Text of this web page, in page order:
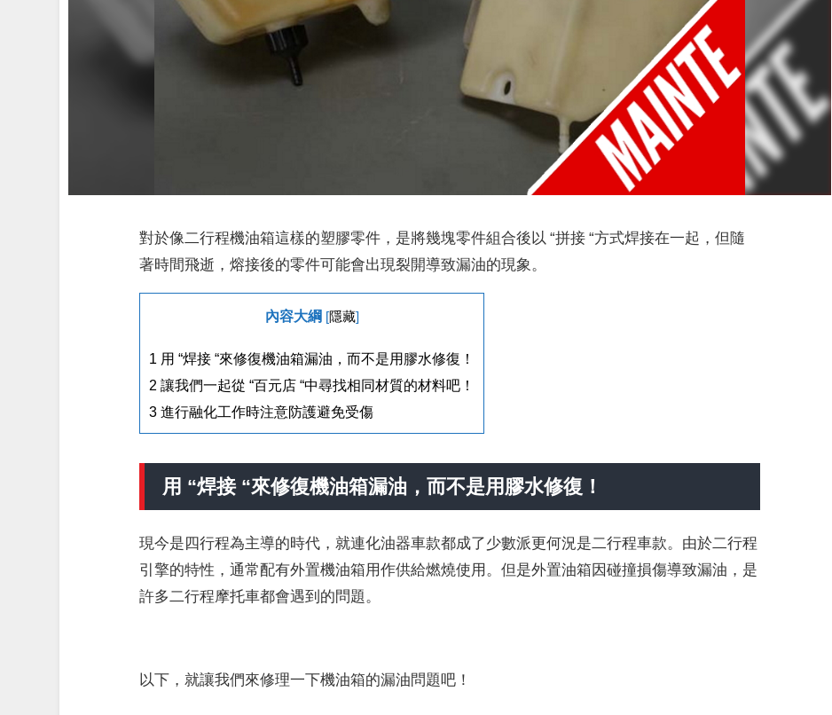
對於像二行程機油箱這樣的塑膠零件，是將幾塊零件組合後以 “拼接 “方式焊接在一起，但隨
著時間飛逝，熔接後的零件可能會出現裂開導致漏油的現象。
內容大綱 隱藏]
1 用 “焊接 “來修復機油箱漏油，而不是用膠水修復！
2 讓我們一起從 “百元店 “中尋找相同材質的材料吧！
3 進行融化工作時注意防護避免受傷
用 “焊接 “來修復機油箱漏油，而不是用膠水修復！
現今是四行程為主導的時代，就連化油器車款都成了少數派更何況是二行程車款。由於二行程
引擎的特性，通常配有外置機油箱用作供給燃燒使用。但是外置油箱因碰撞損傷導致漏油，是
許多二行程摩托車都會遇到的問題。
以下，就讓我們來修理一下機油箱的漏油問題吧！